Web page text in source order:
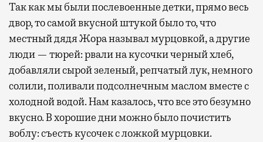
Так как мы были послевоенные детки, прямо весь
двор, то самой вкусной штукой было то, что
местный дядя Жора называл мурцовкой, а другие
люди — тюрей: рвали на кусочки черный хлеб,
добавляли сырой зеленый, репчатый лук, немного
солили, поливали подсолнечным маслом вместе с
холодной водой. Нам казалось, что все это безумно
вкусно. В хорошие дни можно было почистить
воблу: съесть кусочек с ложкой мурцовки.